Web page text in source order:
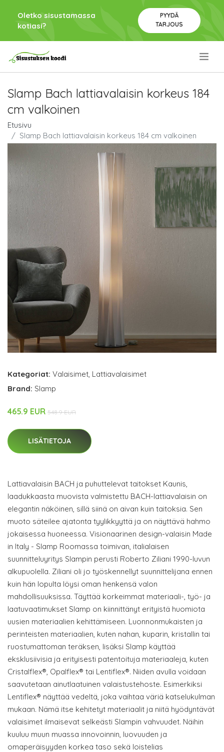
Oletko sisustamassa
kotiasi?
PYYDÄ
TARJOUS
Slamp Bach lattiavalaisin korkeus 184
cm valkoinen
Etusivu
Slamp Bach lattiavalaisin korkeus 184 cm valkoinen
Kategoriat: Valaisimet, Lattiavalaisimet
Brand: Slamp
465.9 EUR 548.9 EUR
LISÄTIETOJA
Lattiavalaisin BACH ja puhuttelevat taitokset Kaunis,
laadukkaasta muovista valmistettu BACH-lattiavalaisin on
elegantin näköinen, sillä siinä on aivan kuin taitoksia. Sen
muoto säteilee ajatonta tyylikkyyttä ja on näyttävä hahmo
jokaisessa huoneessa. Visionaarinen design-valaisin Made
in Italy - Slamp Roomassa toimivan, italialaisen
suunnitteluyritys Slampin perusti Roberto Ziliani 1990-luvun
alkupuolella. Ziliani oli jo työskennellyt suunnittelijana ennen
kuin hän lopulta löysi oman henkensä valon
mahdollisuuksissa. Täyttää korkeimmat materiaali-, työ- ja
laatuvaatimukset Slamp on kiinnittänyt erityistä huomiota
uusien materiaalien kehittämiseen. Luonnonmukaisten ja
perinteisten materiaalien, kuten nahan, kuparin, kristallin tai
ruostumattoman teräksen, lisäksi Slamp käyttää
eksklusiivisia ja erityisesti patentoituja materiaaleja, kuten
Cristalflex®, Opalflex® tai Lentiflex®. Niiden avulla voidaan
saavutetaan ainutlaatuinen valaistustehoste. Esimerkiksi
Lentiflex® näyttää vedeltä, joka vaihtaa väriä katselukulman
mukaan. Nämä itse kehitetyt materiaalit ja niitä hyödyntävät
valaisimet ilmaisevat selkeästi Slampin vahvuudet. Näihin
kuuluu muun muassa innovoinnin, luovuuden ja
omaperäisyyden korkea taso sekä loistelias